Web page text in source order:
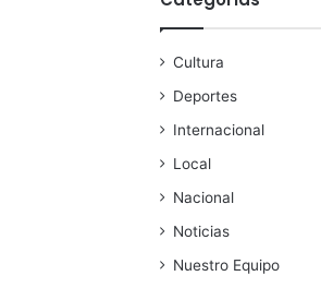
Cultura
Deportes
Internacional
Local
Nacional
Noticias
Nuestro Equipo